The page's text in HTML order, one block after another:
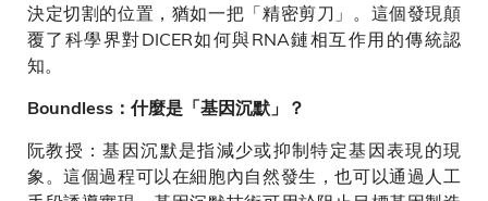
決定切割的位置，猶如一把「精密剪刀」。這個發現顛
覆了科學界對DICER如何與RNA鏈相互作用的傳統認
知。
Boundless：什麼是「基因沉默」？
阮教授：基因沉默是指減少或抑制特定基因表現的現
象。這個過程可以在細胞內自然發生，也可以通過人工